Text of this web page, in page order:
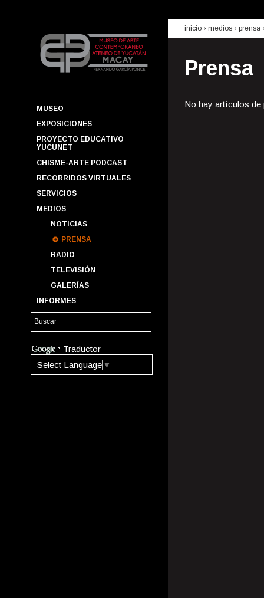
MUSEO
EXPOSICIONES
PROYECTO EDUCATIVO
YUCUNET
CHISME-ARTE PODCAST
RECORRIDOS VIRTUALES
SERVICIOS
MEDIOS
NOTICIAS
PRENSA
RADIO
TELEVISIÓN
GALERÍAS
INFORMES
Traductor
Select Language ▼
inicio › medios › prensa
Prensa
No hay artículos de